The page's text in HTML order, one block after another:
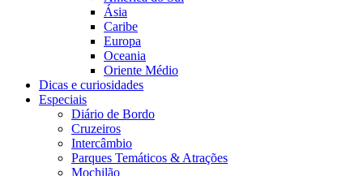
Ásia
Caribe
Europa
Oceania
Oriente Médio
Dicas e curiosidades
Especiais
Diário de Bordo
Cruzeiros
Intercâmbio
Parques Temáticos & Atrações
Mochilão